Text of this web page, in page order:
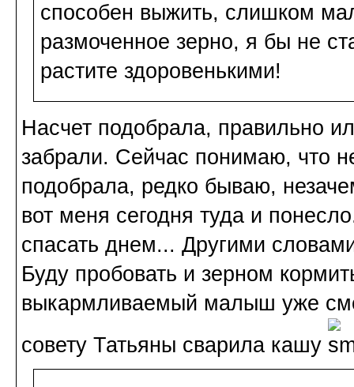
способен выжить, слишком
размоченное зерно, я бы не
растите здоровенькими!
Насчет подобрала, правильно
забрали. Сейчас понимаю, что
подобрала, редко бываю,
вот меня сегодня туда и
спасать днем... Другими
Буду пробовать и зерном
выкармливаемый малыш уже
совету Татьяны сварила кашу